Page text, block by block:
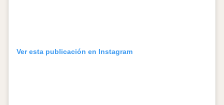
Ver esta publicación en Instagram